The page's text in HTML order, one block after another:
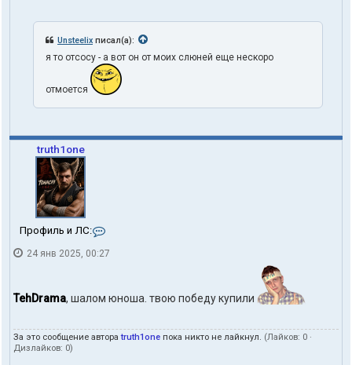
Unsteelix писал(а):
я то отсосу - а вот он от моих слюней еще нескоро
отмоется
truth1one
Профиль и ЛС:
н
т
п
о
24 янв 2025, 00:27
TehDrama, шалом юноша. твою победу купили
За это сообщение автораtruth1one пока никто не лайкнул. (Лайков: 0 ·
Дизлайков: 0)